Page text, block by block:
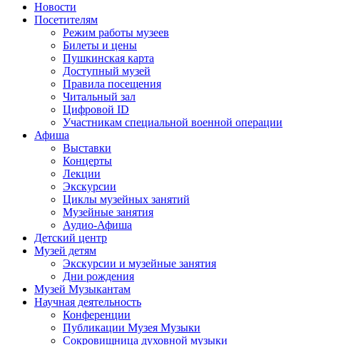
Новости
Посетителям
Режим работы музеев
Билеты и цены
Пушкинская карта
Доступный музей
Правила посещения
Читальный зал
Цифровой ID
Участникам специальной военной операции
Афиша
Выставки
Концерты
Лекции
Экскурсии
Циклы музейных занятий
Музейные занятия
Аудио-Афиша
Детский центр
Музей детям
Экскурсии и музейные занятия
Дни рождения
Музей Музыкантам
Научная деятельность
Конференции
Публикации Музея Музыки
Сокровищница духовной музыки